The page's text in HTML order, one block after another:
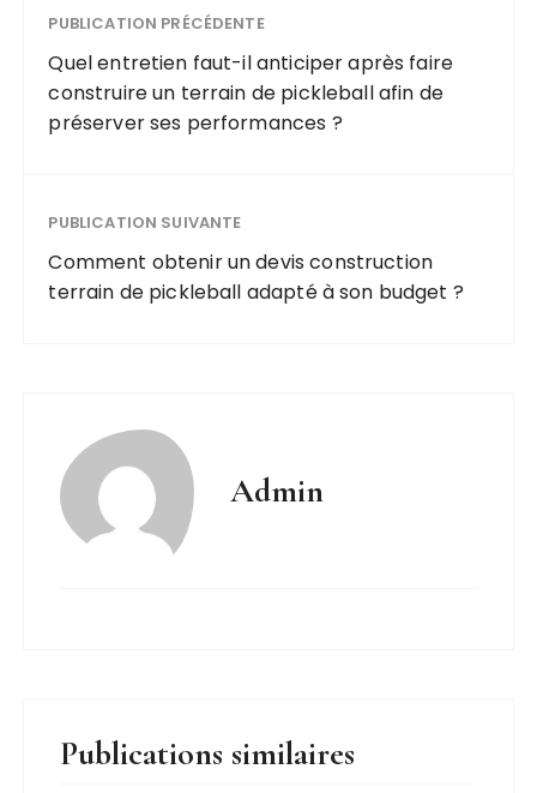
PUBLICATION PRÉCÉDENTE
Quel entretien faut-il anticiper après faire
construire un terrain de pickleball afin de
préserver ses performances ?
PUBLICATION SUIVANTE
Comment obtenir un devis construction
terrain de pickleball adapté à son budget ?
Admin
Publications similaires